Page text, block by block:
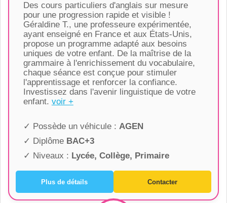
Des cours particuliers d'anglais sur mesure
pour une progression rapide et visible !
Géraldine T., une professeure expérimentée,
ayant enseigné en France et aux États-Unis,
propose un programme adapté aux besoins
uniques de votre enfant. De la maîtrise de la
grammaire à l'enrichissement du vocabulaire,
chaque séance est conçue pour stimuler
l'apprentissage et renforcer la confiance.
Investissez dans l'avenir linguistique de votre
enfant. voir +
✓ Possède un véhicule : AGEN
✓ Diplôme BAC+3
✓ Niveaux : Lycée, Collège, Primaire
Plus de détails Contacter